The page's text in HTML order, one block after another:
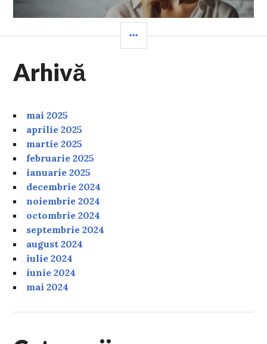
Arhivă
mai 2025
aprilie 2025
martie 2025
februarie 2025
ianuarie 2025
decembrie 2024
noiembrie 2024
octombrie 2024
septembrie 2024
august 2024
iulie 2024
iunie 2024
mai 2024